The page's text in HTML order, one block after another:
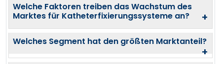
Welche Faktoren treiben das Wachstum des
Marktes für Katheterfixierungssysteme an?
+
Welches Segment hat den größten Marktanteil?
+